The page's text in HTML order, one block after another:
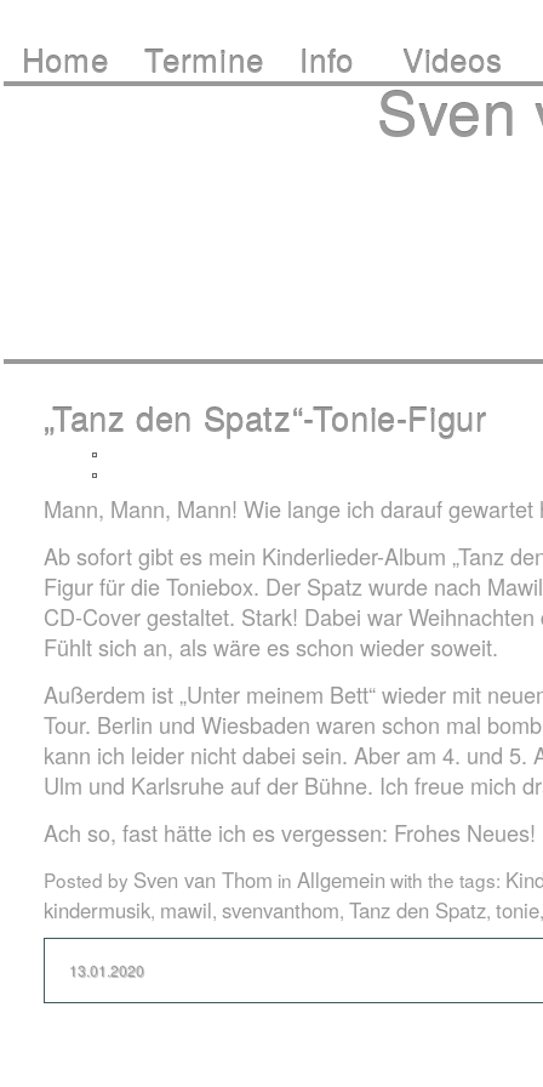
Sven
Home Termine Info Videos
„Tanz den Spatz“-Tonie-Figur
Mann, Mann, Mann! Wie lange ich darauf gewartet
Ab sofort gibt es mein Kinderlieder-Album „Tanz
Figur für die Toniebox. Der Spatz wurde nach
CD-Cover gestaltet. Stark! Dabei war
Fühlt sich an, als wäre es schon wieder soweit.
Außerdem ist „Unter meinem Bett“ wieder mit
Tour. Berlin und Wiesbaden waren schon mal
kann ich leider nicht dabei sein. Aber am 4. und 5.
Ulm und Karlsruhe auf der Bühne. Ich freue mich
Ach so, fast hätte ich es vergessen: Frohes Neues!
Posted by Sven van Thom in Allgemein with the tags:
kindermusik, mawil, svenvanthom, Tanz den Spatz, tonie
13.01.2020